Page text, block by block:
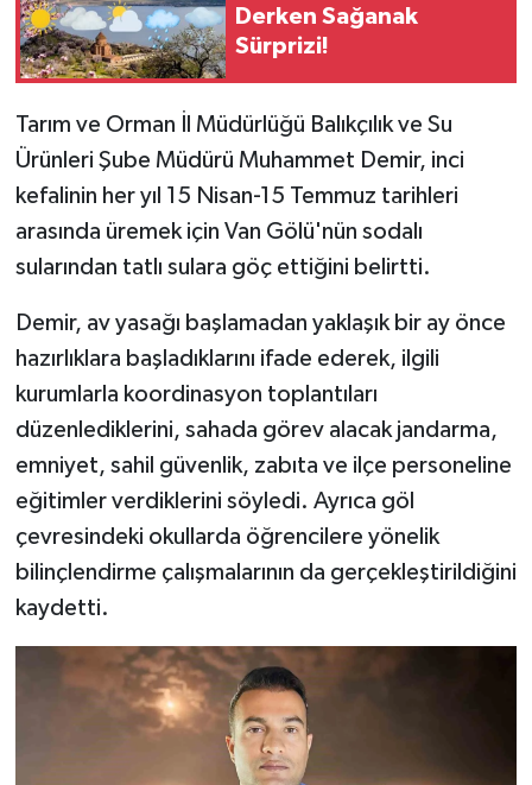
Derken Sağanak
Sürprizi!
Tarım ve Orman İl Müdürlüğü Balıkçılık ve Su
Ürünleri Şube Müdürü Muhammet Demir, inci
kefalinin her yıl 15 Nisan-15 Temmuz tarihleri
arasında üremek için Van Gölü'nün sodalı
sularından tatlı sulara göç ettiğini belirtti.
Demir, av yasağı başlamadan yaklaşık bir ay önce
hazırlıklara başladıklarını ifade ederek, ilgili
kurumlarla koordinasyon toplantıları
düzenlediklerini, sahada görev alacak jandarma,
emniyet, sahil güvenlik, zabıta ve ilçe personeline
eğitimler verdiklerini söyledi. Ayrıca göl
çevresindeki okullarda öğrencilere yönelik
bilinçlendirme çalışmalarının da gerçekleştirildiğini
kaydetti.